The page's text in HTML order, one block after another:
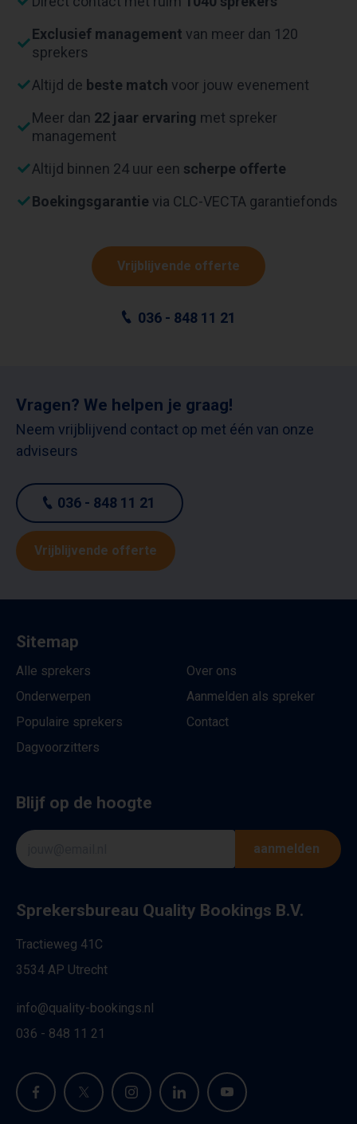
Exclusief management van meer dan 120
sprekers
Altijd de beste match voor jouw evenement
Meer dan 22 jaar ervaring met spreker
management
Altijd binnen 24 uur een scherpe offerte
Boekingsgarantie via CLC-VECTA garantiefonds
Vrijblijvende offerte
036 - 848 11 21
Vragen? We helpen je graag!
Neem vrijblijvend contact op met één van onze
adviseurs
036 - 848 11 21
Vrijblijvende offerte
Sitemap
Alle sprekers
Onderwerpen
Populaire sprekers
Dagvoorzitters
Over ons
Aanmelden als spreker
Contact
Blijf op de hoogte
aanmelden
Sprekersbureau Quality Bookings B.V.
Tractieweg 41C
3534 AP Utrecht
info@quality-bookings.nl
036 - 848 11 21